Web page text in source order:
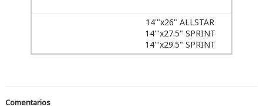
14'"x26" ALLSTAR
14'"x27.5" SPRINT
14'"x29.5" SPRINT
Comentarios